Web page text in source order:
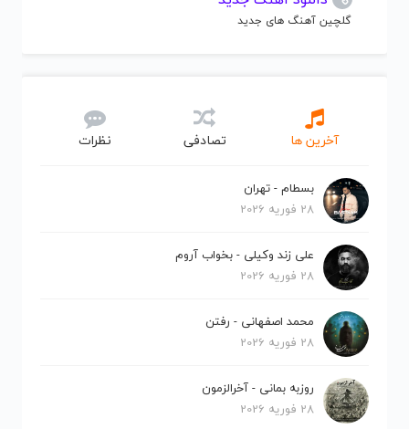
گلچین آهنگ های جدید
آخرین ها تصادفی نظرات
بسطام - تهران
28 فوریه 2026
علی زند وکیلی - بخواب آروم
28 فوریه 2026
محمد اصفهانی - رفتن
28 فوریه 2026
روزبه بمانی - آخرالزمون
28 فوریه 2026